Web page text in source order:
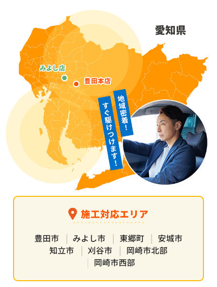
施工対応エリア
豊田市 みよし市 東郷町
安城市
知立市
刈谷市
岡崎市北部
岡崎市西部